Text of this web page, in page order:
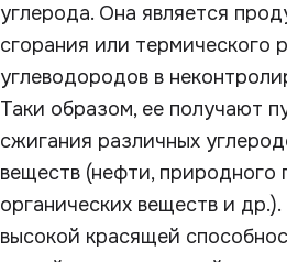
углерода. Она является
сгорания или термического
углеводородов в
Таки образом, ее получают
сжигания различных
веществ (нефти, природного
органических веществ и
высокой красящей